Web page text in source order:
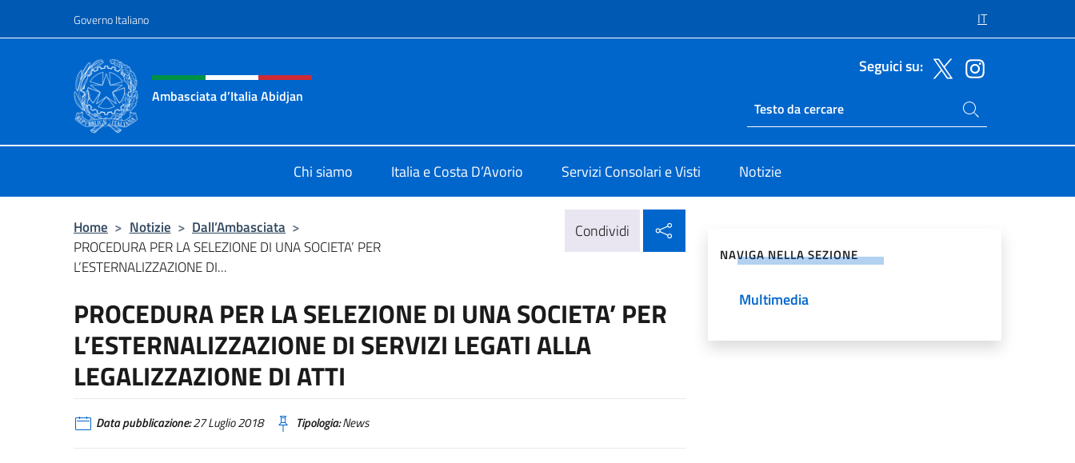
Governo Italiano IT
Intestazione sito, social e menù
Ambasciata d’Italia Abidjan
Seguici su:
Ricerca sito live
Cerca nel sito
Chi siamo Italia e Costa D’Avorio Servizi Consolari e Visti Notizie
Home > Notizie > Dall’Ambasciata >
PROCEDURA PER LA SELEZIONE DI UNA SOCIETA’ PER
L’ESTERNALIZZAZIONE DI...
Condividi
PROCEDURA PER LA SELEZIONE DI UNA SOCIETA’ PER
L’ESTERNALIZZAZIONE DI SERVIZI LEGATI ALLA
LEGALIZZAZIONE DI ATTI
Data pubblicazione:27 Luglio 2018 Tipologia:News
NAVIGA NELLA SEZIONE
Multimedia